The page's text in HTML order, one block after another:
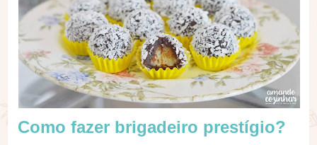
Como fazer brigadeiro prestígio?